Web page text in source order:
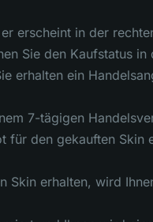
erscheint in der
Sie den Kaufstatus
erhalten ein
7-tägigen
für den gekauften Skin
Skin erhalten, wird